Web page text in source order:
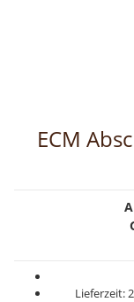
ECM
Lieferzeit: